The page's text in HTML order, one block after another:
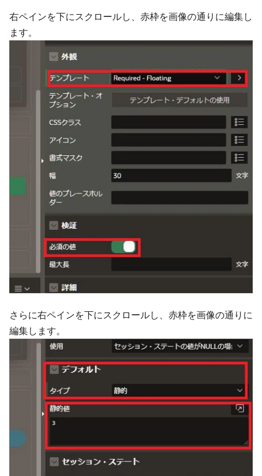
右ペインを下にスクロールし、赤枠を画像の通りに編集し
ます。
さらに右ペインを下にスクロールし、赤枠を画像の通りに
編集します。